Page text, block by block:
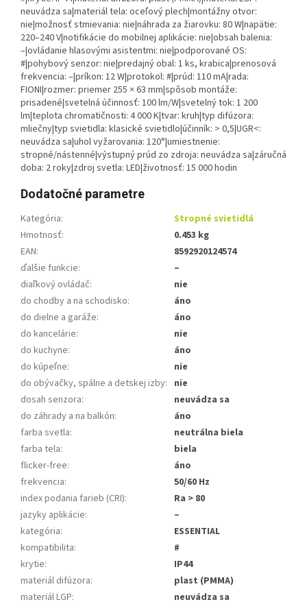
neuvádza sa|materiál tela: oceľový plech|montážny otvor:
nie|možnosť stmievania: nie|náhrada za žiarovku: 80 W|napätie:
220–240 V|notifikácie do mobilnej aplikácie: nie|obsah balenia:
–|ovládanie hlasovými asistentmi: nie|podporované OS:
#|pohybový senzor: nie|predajný obal: 1 ks, krabica|prenosová
frekvencia: –|príkon: 12 W|protokol: #|prúd: 110 mA|rada:
FIONI|rozmer: priemer 255 × 63 mm|spôsob montáže:
prisadené|svetelná účinnosť: 100 lm/W|svetelný tok: 1 200
lm|teplota chromatičnosti: 4 000 K|tvar: kruh|typ difúzora:
mliečny|typ svietidla: klasické svietidlo|účinník: > 0,5|UGR<:
neuvádza sa|uhol vyžarovania: 120°|umiestnenie:
stropné/nástenné|výstupný prúd zo zdroja: neuvádza sa|záručná
doba: 2 roky|zdroj svetla: LED|životnosť: 15 000 hodin
Dodatočné parametre
Kategória:
Stropné svietidlá
Hmotnosť:
0.453 kg
EAN:
8592920124574
ďalšie funkcie:
–
diaľkový ovládač:
nie
do chodby a na schodisko:
áno
do dielne a garáže:
áno
do kancelárie:
nie
do kuchyne:
áno
do kúpeľne:
nie
do obývačky, spálne a detskej izby: nie
dosah senzora:
neuvádza sa
do záhrady a na balkón:
áno
farba svetla:
neutrálna biela
farba tela:
biela
flicker-free:
áno
frekvencia:
50/60 Hz
index podania farieb (CRI):
Ra > 80
jazyky aplikácie:
–
kategória:
ESSENTIAL
kompatibilita:
#
krytie:
IP44
materiál difúzora:
plast (PMMA)
materiál LGP: neuvádza sa